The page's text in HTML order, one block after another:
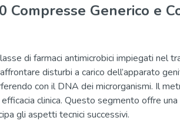
Compresse Generico e
di farmaci antimicrobici impiegati nel
disturbi a carico dell’apparato
con il DNA dei microrganismi. Il
clinica. Questo segmento offre
gli aspetti tecnici successivi.